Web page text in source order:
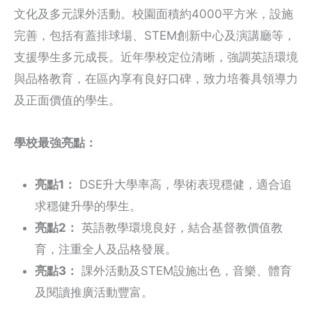
文化及多元課外活動。校園面積約4000平方米，設施
完善，包括有蓋排球場、STEM創新中心及演講廳等，
支援學生多元成長。近年學校定位清晰，強調英語環境
與品格教育，在區內享有良好口碑，致力培養具領導力
及正面價值的學生。
學校最強亮點：
亮點1：
DSE升大學率高，學術表現穩健，適合追
求穩健升學的學生。
亮點2： 英語教學環境良好，結合基督教價值教
育，注重全人及品格發展。
亮點3： 課外活動及STEM設施出色，音樂、體育
及閱讀推廣活動豐富。